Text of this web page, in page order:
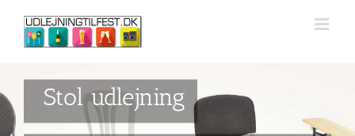
content
Stol udlejning